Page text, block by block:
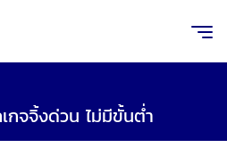
กจจิ้งด่วน ไม่มีขั้นต่ำ